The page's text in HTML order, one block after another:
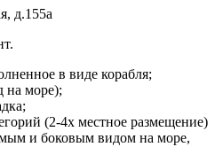
д.155а
в виде корабля;
на море);
(2-4х местное размещение)
и боковым видом на море,